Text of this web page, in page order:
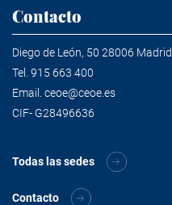
Contacto
Diego de León, 50 28006 Madrid
Tel. 915 663 400
Email. ceoe@ceoe.es
CIF- G28496636
Todas las sedes
Contacto